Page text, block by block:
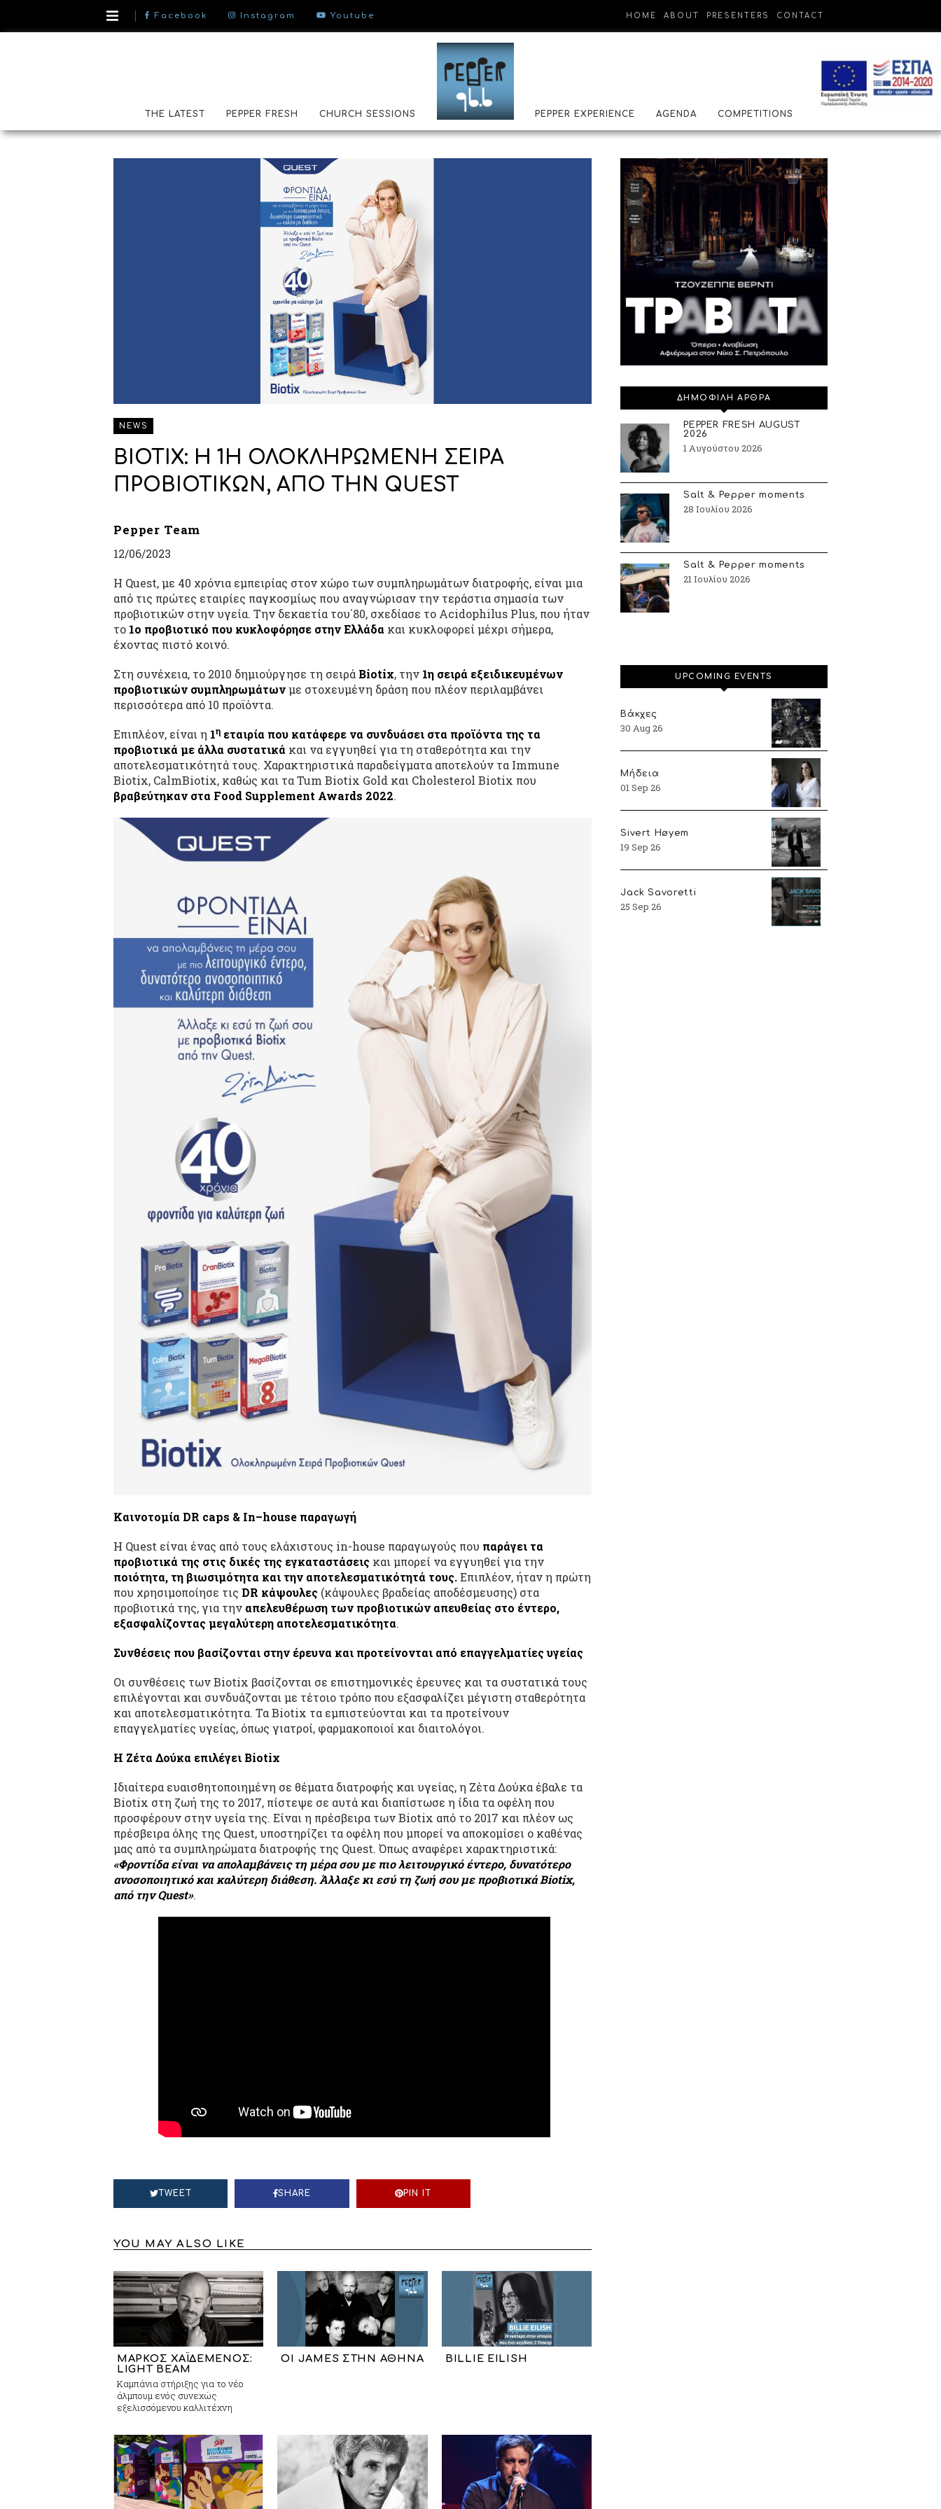
Facebook Instagram Youtube HOME ABOUT PRESENTERS CONTACT
THE LATEST PEPPER FRESH CHURCH SESSIONS PEPPER EXPERIENCE AGENDA COMPETITIONS
NEWS
BIOTIX: Η 1Η ΟΛΟΚΛΗΡΩΜΕΝΗ ΣΕΙΡΑ
ΠΡΟΒΙΟΤΙΚΩΝ, ΑΠΟ ΤΗΝ QUEST
Pepper Team
12/06/2023
Η Quest, με 40 χρόνια εμπειρίας στον χώρο των συμπληρωμάτων διατροφής, είναι μια
από τις πρώτες εταιρίες παγκοσμίως που αναγνώρισαν την τεράστια σημασία των
προβιοτικών στην υγεία. Την δεκαετία του΄80, σχεδίασε το Acidophilus Plus, που ήταν
το 1ο προβιοτικό που κυκλοφόρησε στην Ελλάδα και κυκλοφορεί μέχρι σήμερα,
έχοντας πιστό κοινό.
Στη συνέχεια, το 2010 δημιούργησε τη σειρά Biotix, την 1η σειρά εξειδικευμένων
προβιοτικών συμπληρωμάτωνμε στοχευμένη δράση που πλέον περιλαμβάνει
περισσότερα από 10 προϊόντα.
Επιπλέον, είναι η 1η εταιρία που κατάφερε να συνδυάσει στα προϊόντα της τα
προβιοτικά με άλλα συστατικά και να εγγυηθεί για τη σταθερότητα και την
αποτελεσματικότητά τους. Χαρακτηριστικά παραδείγματα αποτελούν τα Immune
Biotix, CalmBiotix, καθώς και τα Tum Biotix Gold και Cholesterol Biotix που
βραβεύτηκαν στα Food Supplement Awards 2022.
Καινοτομία DR caps & In–house παραγωγή
Η Quest είναι ένας από τους ελάχιστους in-house παραγωγούς που παράγει τα
προβιοτικά της στις δικές της εγκαταστάσεις και μπορεί να εγγυηθεί για την
ποιότητα, τη βιωσιμότητα και την αποτελεσματικότητά τους.Επιπλέον, ήταν η πρώτη
που χρησιμοποίησε τις DR κάψουλες (κάψουλες βραδείας αποδέσμευσης) στα
προβιοτικά της, για την απελευθέρωση των προβιοτικών απευθείας στο έντερο,
εξασφαλίζοντας μεγαλύτερη αποτελεσματικότητα.
Συνθέσεις που βασίζονται στην έρευνα και προτείνονται από επαγγελματίες υγείας
Οι συνθέσεις των Biotix βασίζονται σε επιστημονικές έρευνες και τα συστατικά τους
επιλέγονται και συνδυάζονται με τέτοιο τρόπο που εξασφαλίζει μέγιστη σταθερότητα
και αποτελεσματικότητα. Τα Biotix τα εμπιστεύονται και τα προτείνουν
επαγγελματίες υγείας, όπως γιατροί, φαρμακοποιοί και διαιτολόγοι.
Η Ζέτα Δούκα επιλέγει Biotix
Ιδιαίτερα ευαισθητοποιημένη σε θέματα διατροφής και υγείας, η Ζέτα Δούκα έβαλε τα
Biotix στη ζωή της το 2017, πίστεψε σε αυτά και διαπίστωσε η ίδια τα οφέλη που
προσφέρουν στην υγεία της. Είναι η πρέσβειρα των Biotix από το 2017 και πλέον ως
πρέσβειρα όλης της Quest, υποστηρίζει τα οφέλη που μπορεί να αποκομίσει ο καθένας
μας από τα συμπληρώματα διατροφής της Quest. Όπως αναφέρει χαρακτηριστικά:
«Φροντίδα είναι να απολαμβάνεις τη μέρα σου με πιο λειτουργικό έντερο, δυνατότερο
ανοσοποιητικό και καλύτερη διάθεση. Άλλαξε κι εσύ τη ζωή σου με προβιοτικάBiotix,
από τηνQuest».
TWEET SHARE PIN IT
YOU MAY ALSO LIKE
ΜΑΡΚΟΣ ΧΑΪΔΕΜΕΝΟΣ:
LIGHT BEAM
Καμπάνια στήριξης για το νέο
άλμπουμ ενός συνεχώς
εξελισσόμενου καλλιτέχνη
ΟΙ JAMES ΣΤΗΝ ΑΘΗΝΑ BILLIE EILISH
ΔΗΜΟΦΙΛΗ ΑΡΘΡΑ
PEPPER FRESH AUGUST
2026
1 Αυγούστου 2026
Salt & Pepper moments
28 Ιουλίου 2026
Salt & Pepper moments
21 Ιουλίου 2026
UPCOMING EVENTS
Βάκχες
30 Aug 26
Μήδεια
01 Sep 26
Sivert Høyem
19 Sep 26
Jack Savoretti
25 Sep 26